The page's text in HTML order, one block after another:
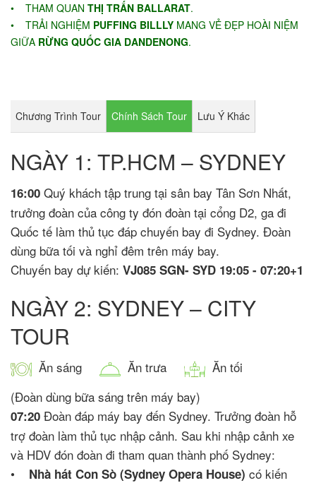
• THAM QUAN THỊ TRẤN BALLARAT.
• TRẢI NGHIỆM PUFFING BILLLY MANG VẺ ĐẸP HOÀI NIỆM
GIỮA RỪNG QUỐC GIA DANDENONG.
Chương Trình Tour Chính Sách Tour Lưu Ý Khác
NGÀY 1: TP.HCM – SYDNEY
16:00 Quý khách tập trung tại sân bay Tân Sơn Nhất,
trưởng đoàn của công ty đón đoàn tại cổng D2, ga đi
Quốc tế làm thủ tục đáp chuyến bay đi Sydney. Đoàn
dùng bữa tối và nghỉ đêm trên máy bay.
Chuyến bay dự kiến: VJ085 SGN- SYD 19:05 - 07:20+1
NGÀY 2: SYDNEY – CITY
TOUR
Ăn sáng Ăn trưa
Ăn tối
(Đoàn dùng bữa sáng trên máy bay)
07:20 Đoàn đáp máy bay đến Sydney. Trưởng đoàn hỗ
trợ đoàn làm thủ tục nhập cảnh. Sau khi nhập cảnh xe
và HDV đón đoàn đi tham quan thành phố Sydney:
• Nhà hát Con Sò (Sydney Opera House) có kiến